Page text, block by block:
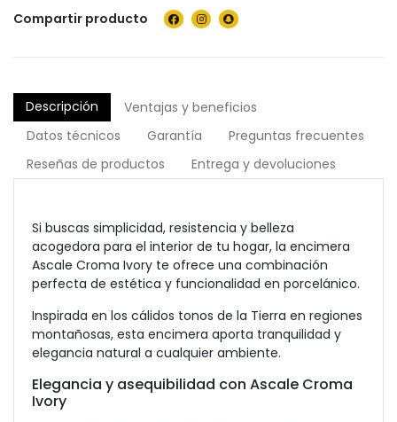
Compartir producto
Descripción
Ventajas y beneficios
Datos técnicos
Garantía
Preguntas frecuentes
Reseñas de productos
Entrega y devoluciones
Si buscas simplicidad, resistencia y belleza
acogedora para el interior de tu hogar, la encimera
Ascale Croma Ivory te ofrece una combinación
perfecta de estética y funcionalidad en porcelánico.
Inspirada en los cálidos tonos de la Tierra en regiones
montañosas, esta encimera aporta tranquilidad y
elegancia natural a cualquier ambiente.
Elegancia y asequibilidad con Ascale Croma
Ivory